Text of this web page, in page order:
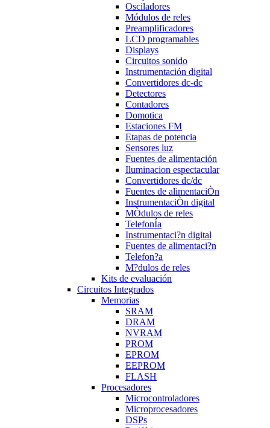
Osciladores
Módulos de reles
Preamplificadores
LCD programables
Displays
Circuitos sonido
Instrumentación digital
Convertidores dc-dc
Detectores
Contadores
Domotica
Estaciones FM
Etapas de potencia
Sensores luz
Fuentes de alimentación
Iluminacion espectacular
Convertidores dc/dc
Fuentes de alimentaciÒn
InstrumentaciÒn digital
MÒdulos de reles
TelefonÍa
Instrumentaci?n digital
Fuentes de alimentaci?n
Telefon?a
M?dulos de reles
Kits de evaluación
Circuitos Integrados
Memorias
SRAM
DRAM
NVRAM
PROM
EPROM
EEPROM
FLASH
Procesadores
Microcontroladores
Microprocesadores
DSPs